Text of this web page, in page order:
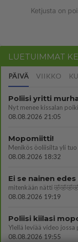
Ketjusta on
LUETUIMMAT
PÄIVÄ VIIKKO
Poliisi yritti
08.08.2026 21:05
Mopomiitti!
08.08.2026 18:32
Ei se nainen
mitenkään nätti
08.08.2026 19:19
Poliisi kiilasi
08.08.2026 19:55